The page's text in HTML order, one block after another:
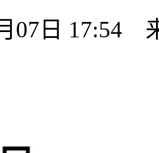
07日 17:54